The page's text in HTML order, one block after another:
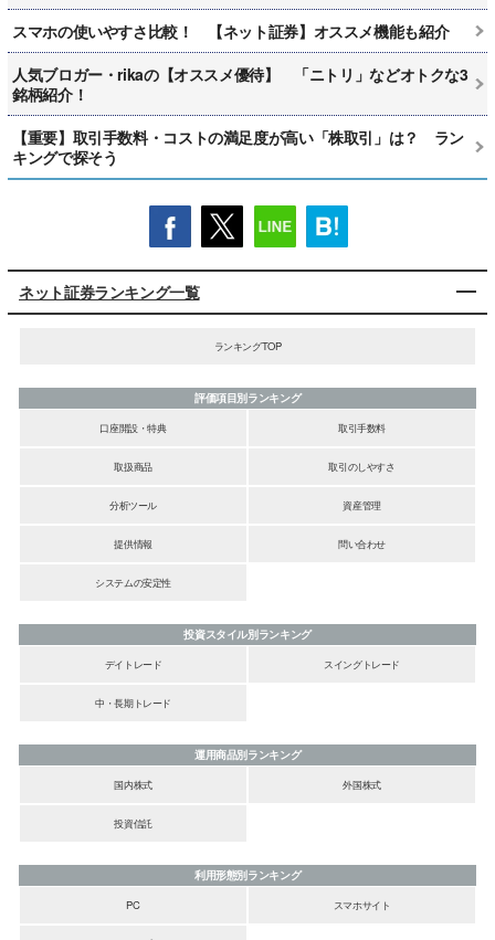
スマホの使いやすさ比較！ 【ネット証券】オススメ機能も紹介
人気ブロガー・rikaの【オススメ優待】 「ニトリ」などオトクな3
銘柄紹介！
【重要】取引手数料・コストの満足度が高い「株取引」は？ ラン
キングで探そう
ネット証券ランキング一覧
ランキングTOP
評価項目別ランキング
口座開設・特典
取引手数料
取扱商品 取引のしやすさ
分析ツール 資産管理
提供情報 問い合わせ
システムの安定性
投資スタイル別ランキング
デイトレード
スイングトレード
中・長期トレード
運用商品別ランキング
国内株式
外国株式
投資信託
利用形態別ランキング
PC
スマホサイト